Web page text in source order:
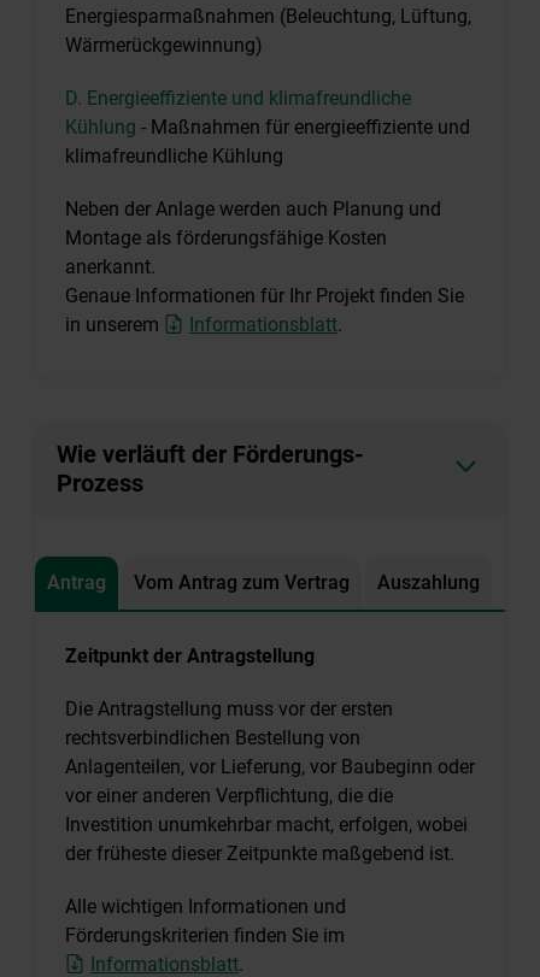
Energiesparmaßnahmen (Beleuchtung, Lüftung,
Wärmerückgewinnung)
D. Energieeffiziente und klimafreundliche
Kühlung - Maßnahmen für energieeffiziente und
klimafreundliche Kühlung
Neben der Anlage werden auch Planung und
Montage als förderungsfähige Kosten
anerkannt.
Genaue Informationen für Ihr Projekt finden Sie
in unserem
Informationsblatt.
Wie verläuft der Förderungs-
Prozess
Antrag Vom Antrag zum Vertrag Auszahlung
Zeitpunkt der Antragstellung
Die Antragstellung muss vor der ersten
rechtsverbindlichen Bestellung von
Anlagenteilen, vor Lieferung, vor Baubeginn oder
vor einer anderen Verpflichtung, die die
Investition unumkehrbar macht, erfolgen, wobei
der früheste dieser Zeitpunkte maßgebend ist.
Alle wichtigen Informationen und
Förderungskriterien finden Sie im
Informationsblatt.